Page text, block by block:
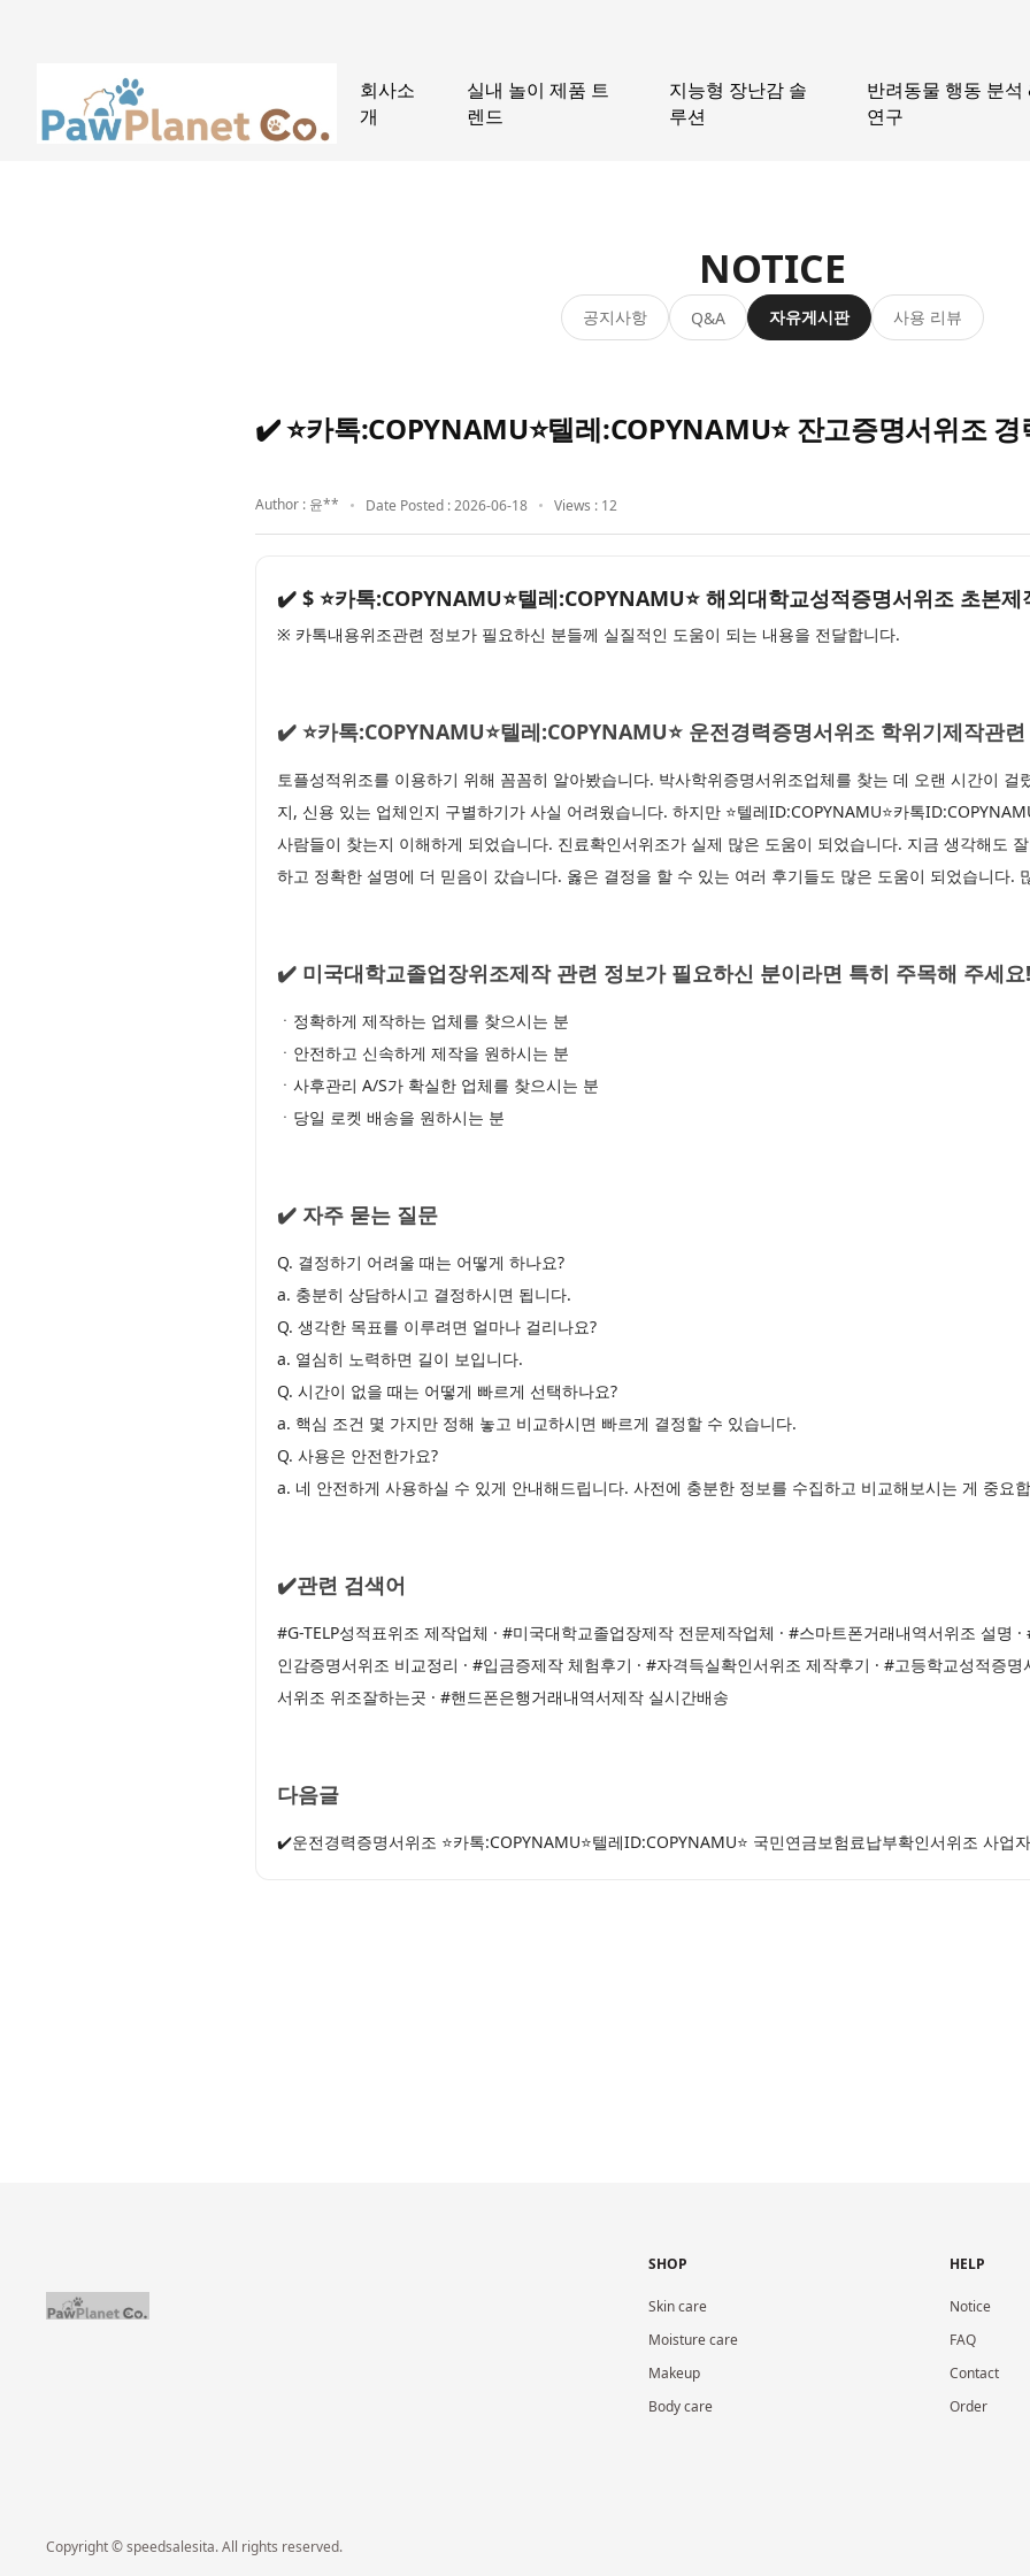
회사소
개
실내 놀이 제품 트
렌드
지능형 장난감 솔
루션
반려동물 행동 분석
연구
NOTICE
공지사항 Q&A 자유게시판 사용 리뷰
✔️ ⭐카톡:COPYNAMU⭐텔레:COPYNAMU⭐ 잔고증명서위조
Author : 윤** Date Posted : 2026-06-18 Views : 12
✔️ $ ⭐카톡:COPYNAMU⭐텔레:COPYNAMU⭐ 해외대학교성적증명서위조 초본제
※ 카톡내용위조관련 정보가 필요하신 분들께 실질적인 도움이 되는 내용을 전달합니다.
✔️ ⭐카톡:COPYNAMU⭐텔레:COPYNAMU⭐ 운전경력증명서위조 학위기제작관
토플성적위조를 이용하기 위해 꼼꼼히 알아봤습니다. 박사학위증명서위조업체를 찾는 데 오랜 시간이 걸
지, 신용 있는 업체인지 구별하기가 사실 어려웠습니다. 하지만 ⭐텔레ID:COPYNAMU⭐카톡
사람들이 찾는지 이해하게 되었습니다. 진료확인서위조가 실제 많은 도움이 되었습니다. 지금 생각해도
하고 정확한 설명에 더 믿음이 갔습니다. 옳은 결정을 할 수 있는 여러 후기들도 많은 도움이 되었습니다.
✔️ 미국대학교졸업장위조제작 관련 정보가 필요하신 분이라면 특히 주목해 주세요!
ㆍ정확하게 제작하는 업체를 찾으시는 분
ㆍ안전하고 신속하게 제작을 원하시는 분
ㆍ사후관리 A/S가 확실한 업체를 찾으시는 분
ㆍ당일 로켓 배송을 원하시는 분
✔️ 자주 묻는 질문
Q. 결정하기 어려울 때는 어떻게 하나요?
a. 충분히 상담하시고 결정하시면 됩니다.
Q. 생각한 목표를 이루려면 얼마나 걸리나요?
a. 열심히 노력하면 길이 보입니다.
Q. 시간이 없을 때는 어떻게 빠르게 선택하나요?
a. 핵심 조건 몇 가지만 정해 놓고 비교하시면 빠르게 결정할 수 있습니다.
Q. 사용은 안전한가요?
a. 네 안전하게 사용하실 수 있게 안내해드립니다. 사전에 충분한 정보를 수집하고 비교해보시는 게 중요
✔️관련 검색어
#G-TELP성적표위조 제작업체 · #미국대학교졸업장제작 전문제작업체 · #스마트폰거래내역서위조 설명
인감증명서위조 비교정리 · #입금증제작 체험후기 · #자격득실확인서위조 제작후기 · #고등학교성적증
서위조 위조잘하는곳 · #핸드폰은행거래내역서제작 실시간배송
다음글
✔️운전경력증명서위조 ⭐카톡:COPYNAMU⭐텔레ID:COPYNAMU⭐ 국민연금보험료납부확인서위조 사업
SHOP
Skin care
Moisture care
Makeup
Body care
HELP
Notice
FAQ
Contact
Order
Copyright © speedsalesita. All rights reserved.